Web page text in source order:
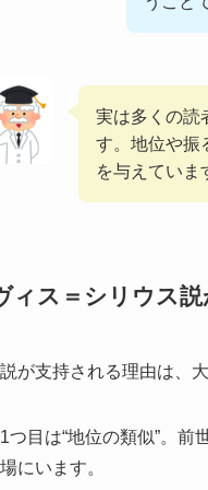
実は多くの読
す。地位や振
を与えていま
ィス＝シリウス
が支持される理由は、
つ目は“地位の類似”。
にいます。